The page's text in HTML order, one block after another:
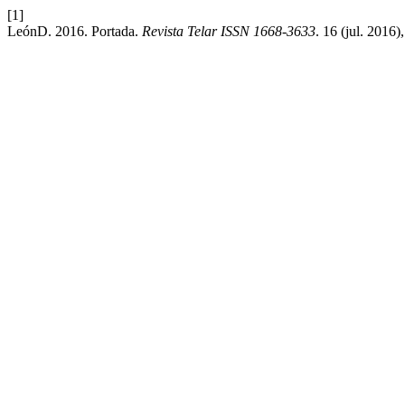
[1]
LeónD. 2016. Portada. Revista Telar ISSN 1668-3633. 16 (jul.